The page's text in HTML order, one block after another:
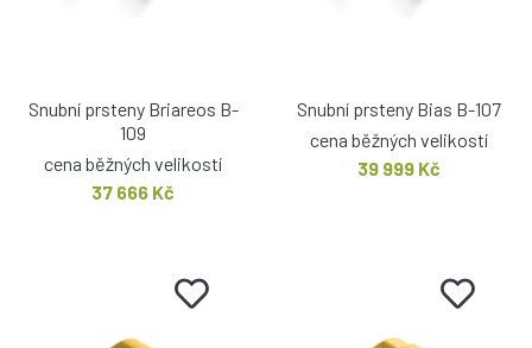
Snubní prsteny Briareos B-
109
cena běžných velikostí
37 666 Kč
Snubní prsteny Bias B-107
cena běžných velikostí
39 999 Kč